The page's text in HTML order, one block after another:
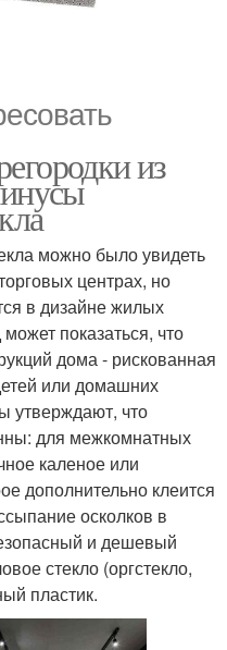
из
можно было увидеть
центрах, но
в дизайне жилых
показаться, что
дома - рискованная
или домашних
утверждают, что
для межкомнатных
каленое или
дополнительно клеится
осколков в
и дешевый
стекло (оргстекло,
пластик.